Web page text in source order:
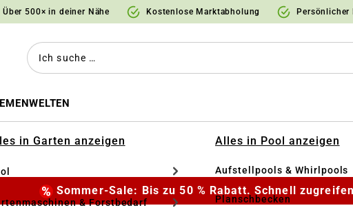
Über 500× in deiner Nähe Kostenlose Marktabholung Persönlicher
in Garten anzeigen
& Forstbedarf
Alles in Pool anzeigen
Aufstellpools & Whirlpools
Planschbecken
Sommer-Sale: Bis zu 50 % Rabatt. Schnell